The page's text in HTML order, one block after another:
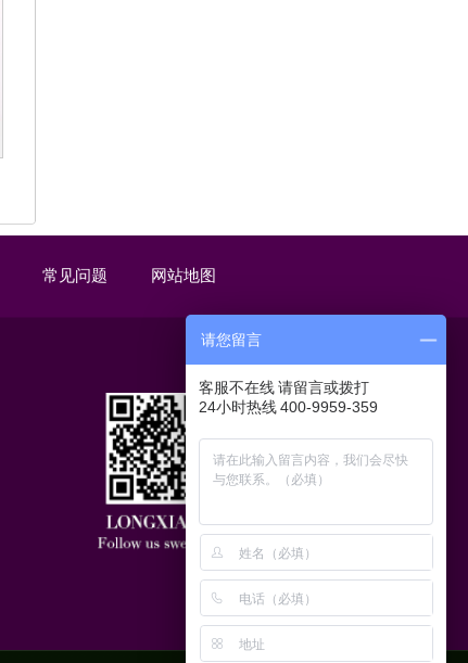
常见问题 网站地图
请您留言
客服不在线 请留言或拨打
24小时热线 400-9959-359